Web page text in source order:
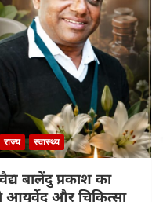
राज्य स्वास्थ्य
बालेंदु प्रकाश का
और चिकित्सा